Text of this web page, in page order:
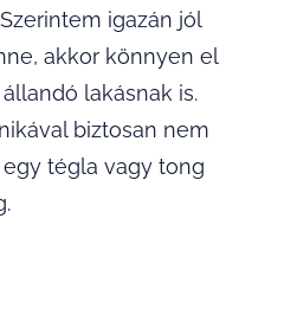
igazán jól
akkor könnyen el
lakásnak is.
biztosan nem
tégla vagy tong